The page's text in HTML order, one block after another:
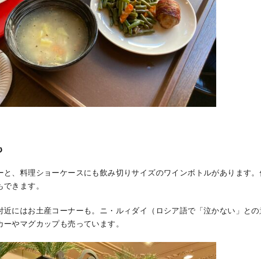
と、料理ショーケースにも飲み切りサイズのワインボトルがあります
きます。
近にはお土産コーナーも。ニ・ルィダイ（ロシア語で「泣かない」と
やマグカップも売っています。